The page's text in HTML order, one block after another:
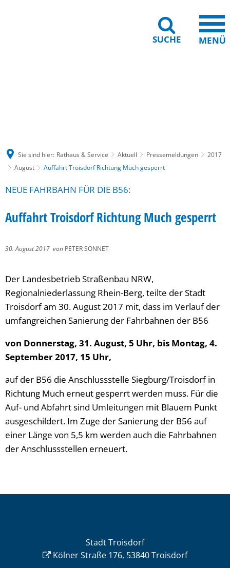
SUCHE MENÜ
Sie sind hier: Rathaus & Service Aktuell Pressemeldungen
2017
August
Auffahrt Troisdorf Richtung Much gesperrt
NEUE FAHRBAHN FÜR DIE B56:
Auffahrt Troisdorf Richtung Much gesperrt
30. August 2017 von PETER SONNET
Der Landesbetrieb Straßenbau NRW,
Regionalniederlassung Rhein-Berg, teilte der Stadt
Troisdorf am 30. August 2017 mit, dass im Verlauf der
umfangreichen Sanierung der Fahrbahnen der B56
von Donnerstag, 31. August, 5 Uhr, bis Montag, 4.
September 2017, 15 Uhr,
auf der B56 die Anschlussstelle Siegburg/Troisdorf in
Richtung Much erneut gesperrt werden muss. Für die
Auf- und Abfahrt sind Umleitungen mit Blauem Punkt
ausgeschildert. Im Zuge der Sanierung der B56 auf
einer Länge von 5,5 km werden auch die Fahrbahnen
der Anschlussstellen erneuert.
Stadt Troisdorf
Kölner Straße 176, 53840 Troisdorf